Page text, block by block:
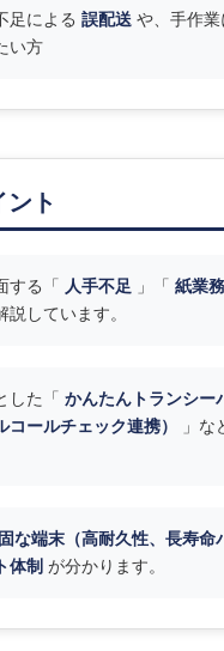
足による 誤配送 や、手作業
い方
ト
する「 人手不足 」「 紙業務
しています。
した「 かんたんトランシー
ールチェック連携）
」
な端末（高耐久性、長寿命
体制 が分かります。